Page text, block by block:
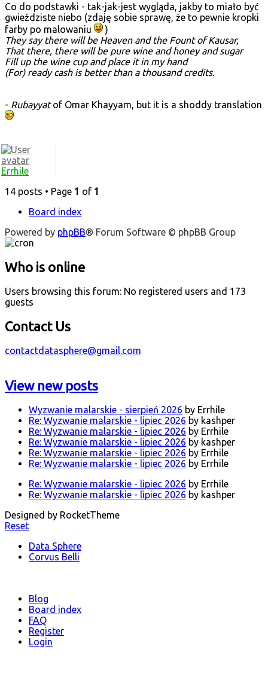
Co do podstawki - tak-jak-jest wygląda, jakby to miało być
gwieździste niebo (zdaję sobie sprawę, że to pewnie kropki
farby po malowaniu
)
They say there will be Heaven and the Fount of Kausar,
That there, there will be pure wine and honey and sugar
Fill up the wine cup and place it in my hand
(For) ready cash is better than a thousand credits.
- Rubayyatof Omar Khayyam, but it is a shoddy translation
Errhile
14 posts • Page 1 of 1
Board index
Powered by phpBB® Forum Software © phpBB Group
Who is online
Users browsing this forum: No registered users and 173
guests
Contact Us
contactdatasphere@gmail.com
View new posts
Wyzwanie malarskie - sierpień 2026 by Errhile
Re: Wyzwanie malarskie - lipiec 2026 by kashper
Re: Wyzwanie malarskie - lipiec 2026 by Errhile
Re: Wyzwanie malarskie - lipiec 2026 by kashper
Re: Wyzwanie malarskie - lipiec 2026 by Errhile
Re: Wyzwanie malarskie - lipiec 2026 by Errhile
Re: Wyzwanie malarskie - lipiec 2026 by Errhile
Re: Wyzwanie malarskie - lipiec 2026 by kashper
Designed by RocketTheme
Reset
Data Sphere
Corvus Belli
Blog
Board index
FAQ
Register
Login